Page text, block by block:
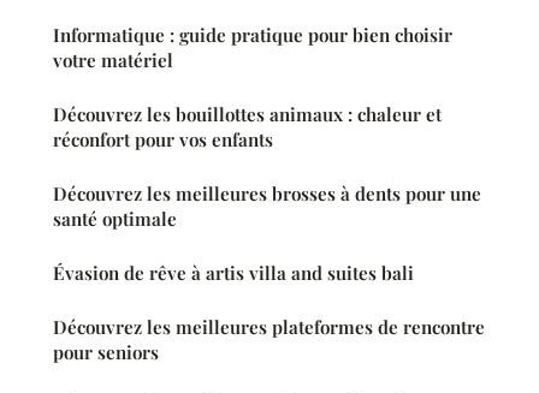
Informatique : guide pratique pour bien choisir
votre matériel
Découvrez les bouillottes animaux : chaleur et
réconfort pour vos enfants
Découvrez les meilleures brosses à dents pour une
santé optimale
Évasion de rêve à artis villa and suites bali
Découvrez les meilleures plateformes de rencontre
pour seniors